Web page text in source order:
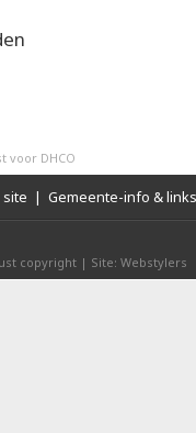
voor DHCO
| Gemeente-info & links
copyright | Site: Webstylers